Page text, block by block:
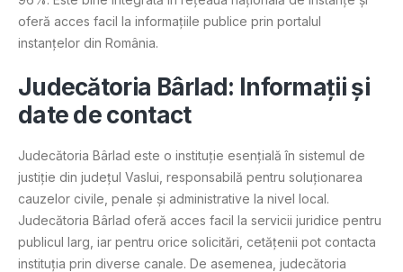
oferă acces facil la informațiile publice prin portalul
instanțelor din România​.
Judecătoria Bârlad: Informații și
date de contact
Judecătoria Bârlad este o instituție esențială în sistemul de
justiție din județul Vaslui, responsabilă pentru soluționarea
cauzelor civile, penale și administrative la nivel local.
Judecătoria Bârlad oferă acces facil la servicii juridice pentru
publicul larg, iar pentru orice solicitări, cetățenii pot contacta
instituția prin diverse canale. De asemenea, judecătoria